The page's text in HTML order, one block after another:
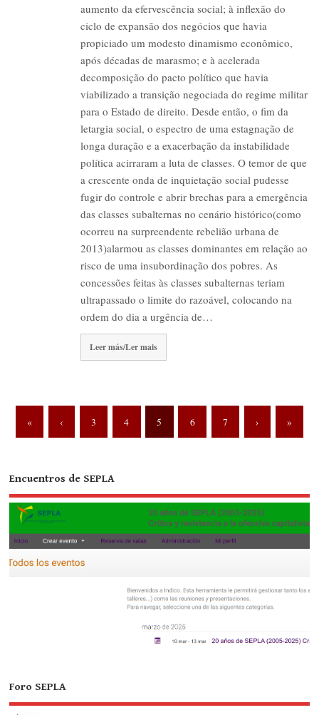
aumento da efervescência social; à inflexão do
ciclo de expansão dos negócios que havia
propiciado um modesto dinamismo econômico,
após décadas de marasmo; e à acelerada
decomposição do pacto político que havia
viabilizado a transição negociada do regime militar
para o Estado de direito. Desde então, o fim da
letargia social, o espectro de uma estagnação de
longa duração e a exacerbação da instabilidade
política acirraram a luta de classes. O temor de que
a crescente onda de inquietação social pudesse
fugir do controle e abrir brechas para a emergência
das classes subalternas no cenário histórico(como
ocorreu na surpreendente rebelião urbana de
2013)alarmou as classes dominantes em relação ao
risco de uma insubordinação dos pobres. As
concessões feitas às classes subalternas teriam
ultrapassado o limite do razoável, colocando na
ordem do dia a urgência de…
Leer más/Ler mais
« ‹ 3 4 5 6 7 › »
Encuentros de SEPLA
Foro SEPLA